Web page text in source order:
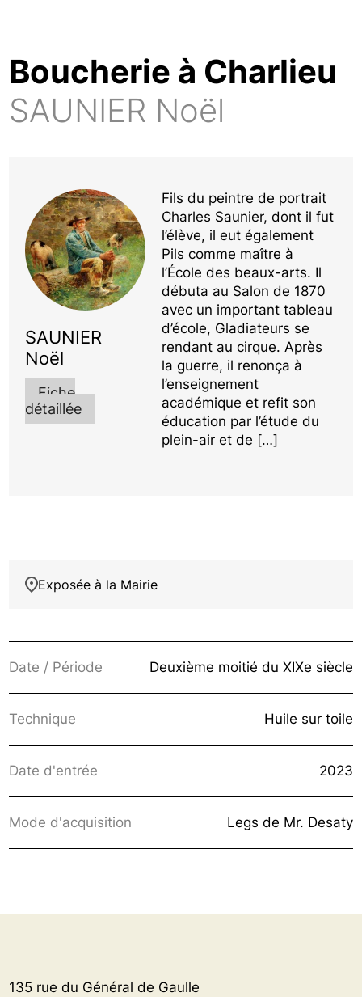
Boucherie à Charlieu
SAUNIER Noël
SAUNIER
Noël
Fiche
détaillée
Fils du peintre de portrait
Charles Saunier, dont il fut
l’élève, il eut également
Pils comme maître à
l’École des beaux-arts. Il
débuta au Salon de 1870
avec un important tableau
d’école, Gladiateurs se
rendant au cirque. Après
la guerre, il renonça à
l’enseignement
académique et refit son
éducation par l’étude du
plein-air et de […]
Exposée à la Mairie
Date / Période Deuxième moitié du XIXe siècle
Technique Huile sur toile
Date d'entrée 2023
Mode d'acquisition Legs de Mr. Desaty
135 rue du Général de Gaulle